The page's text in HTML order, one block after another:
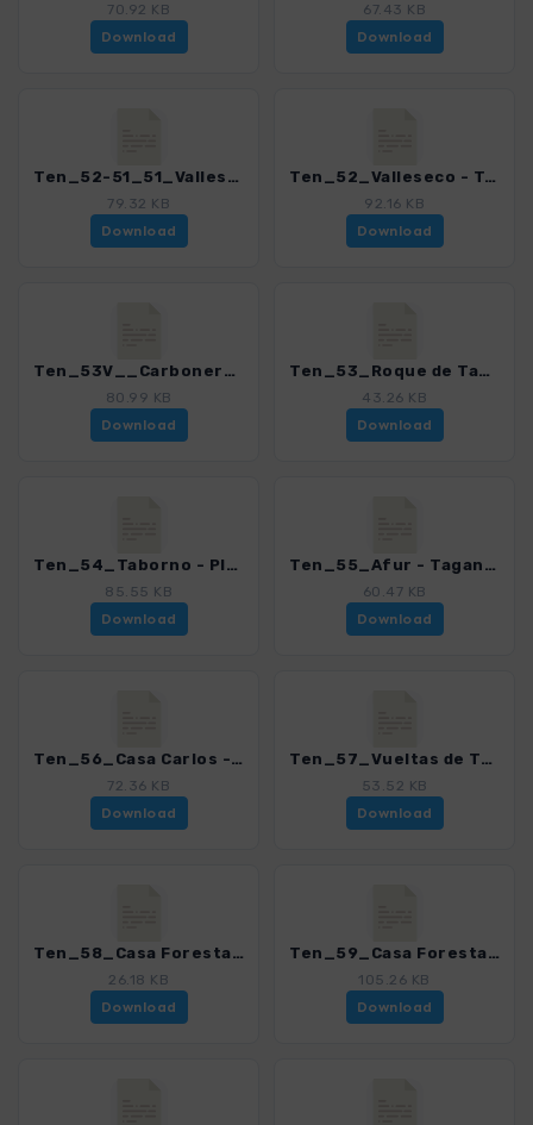
70.92 KB
Download
67.43 KB
Download
Ten_52-51_51_Valleseco - Alegria_4016_15.gpx
79.32 KB
Download
Ten_52_Valleseco - Taborno_4016_15.gpx
92.16 KB
Download
Ten_53V__Carboneras - Roque de Taborno_4016_15.gpx
80.99 KB
Download
Ten_53_Roque de Taborno_4016_15.gpx
43.26 KB
Download
Ten_54_Taborno - Playa de Tamadite_4016_15.gpx
85.55 KB
Download
Ten_55_Afur - Taganana_4016_15.gpx
60.47 KB
Download
Ten_56_Casa Carlos - Afur - Roque Negro_4016_15.gpx
72.36 KB
Download
Ten_57_Vueltas de Taganana_4016_15.gpx
53.52 KB
Download
Ten_58_Casa Forestal de Anaga - Valle Brosque_4016_15.gpx
26.18 KB
Download
Ten_59_Casa Forestal de Anaga - Playa de San Roque_4016_15.gpx
105.26 KB
Download